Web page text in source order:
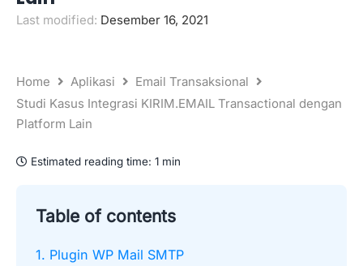
Last modified: Desember 16, 2021
Home Aplikasi
Email Transaksional
Studi Kasus Integrasi KIRIM.EMAIL Transactional dengan
Platform Lain
Estimated reading time: 1 min
Table of contents
1. Plugin WP Mail SMTP